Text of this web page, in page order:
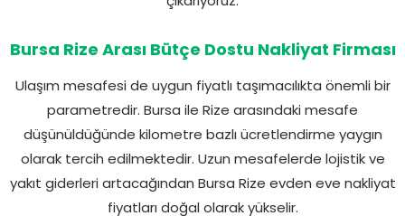
Bursa Rize Arası Bütçe Dostu Nakliyat Firması
Ulaşım mesafesi de uygun fiyatlı taşımacılıkta önemli bir
parametredir. Bursa ile Rize arasındaki mesafe
düşünüldüğünde kilometre bazlı ücretlendirme yaygın
olarak tercih edilmektedir. Uzun mesafelerde lojistik ve
yakıt giderleri artacağından Bursa Rize evden eve nakliyat
fiyatları doğal olarak yükselir.